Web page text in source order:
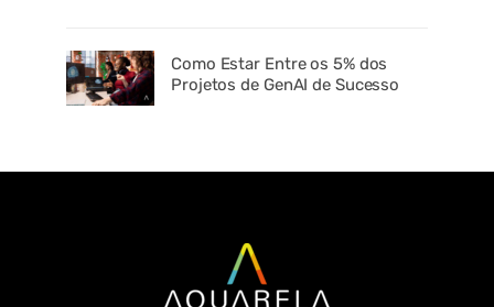
Como Estar Entre os 5% dos
Projetos de GenAI de Sucesso